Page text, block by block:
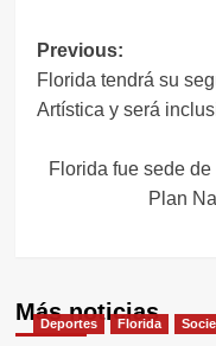
Navegación
de
entradas
Previous:
Florida tendrá su
Artística y será
Florida fue sede
Plan
Más noticias
Deportes Florida